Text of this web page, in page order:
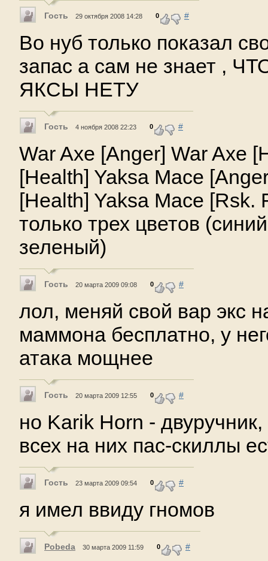
Гость 29 октября 2008 14:28 0 #
Во нуб только показал
запас а сам не знает ,
ЯКСЫ НЕТУ
Гость 4 ноября 2008 22:23 0 #
War Axe [Anger] War Axe
[Health] Yaksa Mace
[Health] Yaksa Mace [Rsk.
только трех цветов
зеленый)
Гость 20 марта 2009 09:08 0 #
лол, меняй свой вар экс
маммона бесплатно, у
атака мощнее
Гость 20 марта 2009 12:55 0 #
но Karik Horn -
всех на них пас-скиллы
Гость 23 марта 2009 09:54 0 #
я имел ввиду гномов
Pobeda 30 марта 2009 11:59 0 #